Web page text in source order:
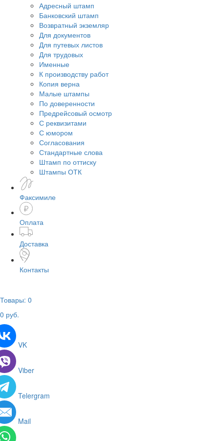
Адресный штамп
Банковский штамп
Возвратный экземляр
Для документов
Для путевых листов
Для трудовых
Именные
К производству работ
Копия верна
Малые штампы
По доверенности
Предрейсовый осмотр
С реквизитами
С юмором
Согласования
Стандартные слова
Штамп по оттиску
Штампы ОТК
Факсимиле
Оплата
Доставка
Контакты
Товары: 0
0 руб.
VK
Viber
Telergram
Mail